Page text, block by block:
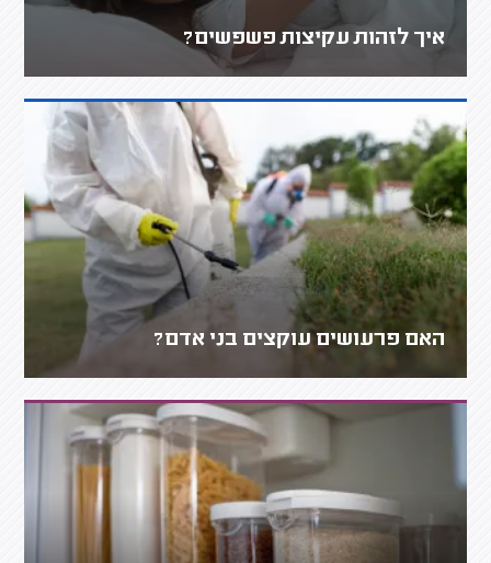
איך לזהות עקיצות פשפשים?
האם פרעושים עוקצים בני אדם?